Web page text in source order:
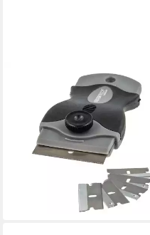
MASTERPROOF PROFESIONAL
Glasschaber Universal -
Schaber - Set mit 5
Ersatzklingen, inkl.
Klingenschutz
3,26 €
lieferbar - in 3-4 Werktagen bei dir